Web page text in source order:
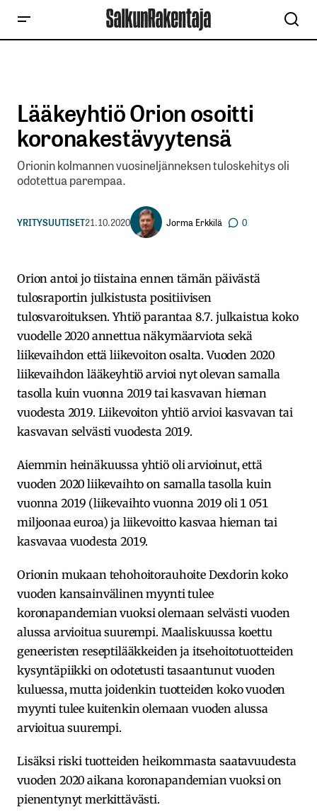
Lääkeyhtiö Orion osoitti
koronakestävyytensä
Orionin kolmannen vuosineljänneksen tuloskehitys oli
odotettua parempaa.
YRITYSUUTISET21.10.2020 Jorma Erkkilä 0
Orion antoi jo tiistaina ennen tämän päivästä
tulosraportin julkistusta positiivisen
tulosvaroituksen. Yhtiö parantaa 8.7. julkaistua koko
vuodelle 2020 annettua näkymäarviota sekä
liikevaihdon että liikevoiton osalta. Vuoden 2020
liikevaihdon lääkeyhtiö arvioi nyt olevan samalla
tasolla kuin vuonna 2019 tai kasvavan hieman
vuodesta 2019. Liikevoiton yhtiö arvioi kasvavan tai
kasvavan selvästi vuodesta 2019.
Aiemmin heinäkuussa yhtiö oli arvioinut, että
vuoden 2020 liikevaihto on samalla tasolla kuin
vuonna 2019 (liikevaihto vuonna 2019 oli 1 051
miljoonaa euroa) ja liikevoitto kasvaa hieman tai
kasvavaa vuodesta 2019.
Orionin mukaan tehohoitorauhoite Dexdorin koko
vuoden kansainvälinen myynti tulee
koronapandemian vuoksi olemaan selvästi vuoden
alussa arvioitua suurempi. Maaliskuussa koettu
geneeristen reseptilääkkeiden ja itsehoitotuotteiden
kysyntäpiikki on odotetusti tasaantunut vuoden
kuluessa, mutta joidenkin tuotteiden koko vuoden
myynti tulee kuitenkin olemaan vuoden alussa
arvioitua suurempi.
Lisäksi riski tuotteiden heikommasta saatavuudesta
vuoden 2020 aikana koronapandemian vuoksi on
pienentynyt merkittävästi.